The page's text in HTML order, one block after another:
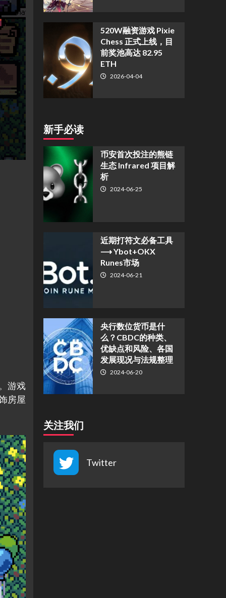
游戏
房屋
520W融资游戏 Pixie
Chess 正式上线，目
前奖池高达 82.95
ETH
2026-04-04
新手必读
币安首次投注的熊链
生态 Infrared 项目解
析
2024-06-25
近期打符文必备工具
⟶ Ybot+OKX
Runes市场
2024-06-21
央行数位货币是什
么？CBDC的种类、
优缺点和风险、各国
发展现况与法规整理
2024-06-20
关注我们
Twitter